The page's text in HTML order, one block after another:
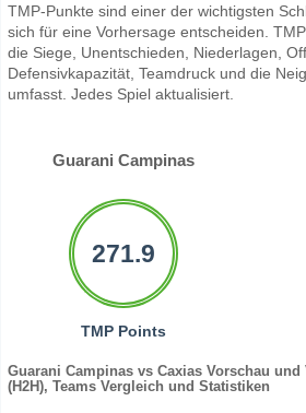
TMP-Punkte sind einer der wichtigsten
sich für eine Vorhersage entscheiden.
die Siege, Unentschieden, Niederlagen,
Defensivkapazität, Teamdruck und die
umfasst. Jedes Spiel aktualisiert.
Guarani Campinas
271.9
TMP Points
Guarani Campinas vs Caxias Vorschau und
(H2H), Teams Vergleich und Statistiken